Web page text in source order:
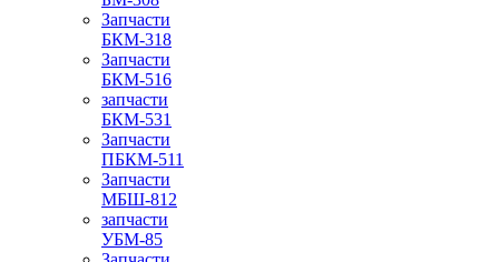
Запчасти
БКМ-318
Запчасти
БКМ-516
запчасти
БКМ-531
Запчасти
ПБКМ-511
Запчасти
МБШ-812
запчасти
УБМ-85